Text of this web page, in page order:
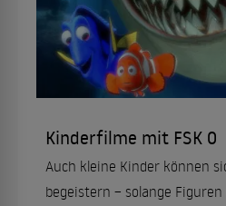
Kinderfilme mit FSK 0
Auch kleine Kinder können
begeistern – solange